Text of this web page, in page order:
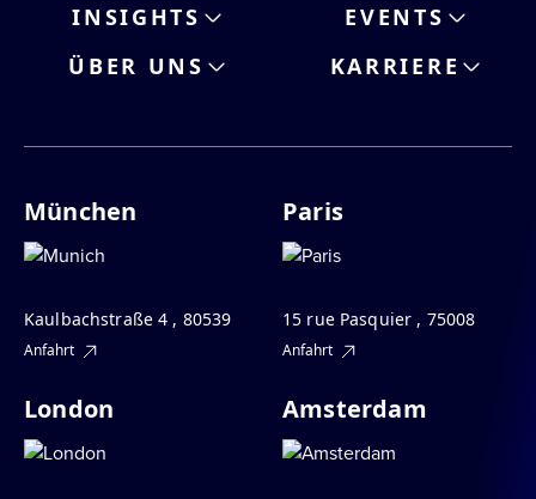
INSIGHTS
EVENTS
ÜBER UNS
KARRIERE
München
Kaulbachstraße 4 , 80539
Anfahrt
Paris
15 rue Pasquier , 75008
Anfahrt
London Amsterdam